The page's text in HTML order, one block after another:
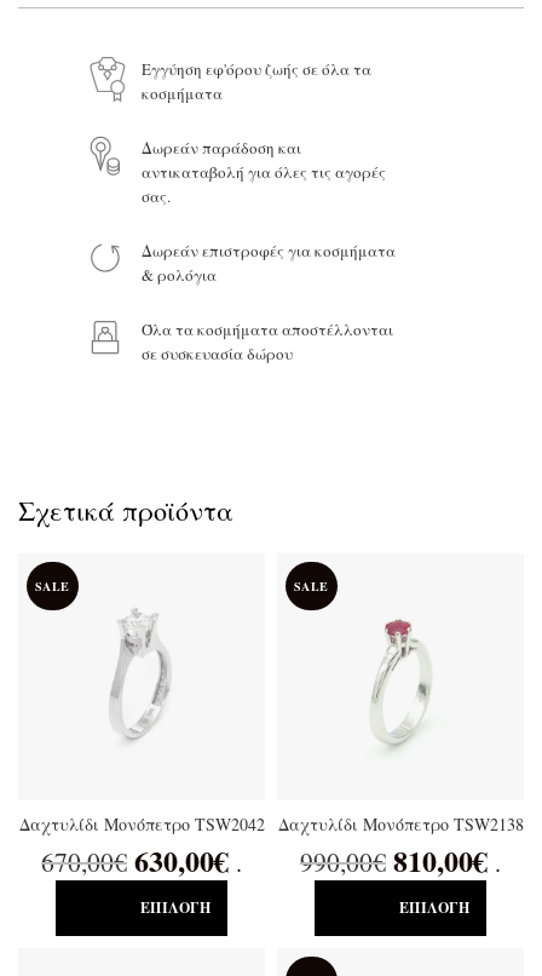
Εγγύηση εφ'όρου ζωής σε όλα τα
κοσμήματα
Δωρεάν παράδοση και
αντικαταβολή για όλες τις αγορές
σας.
Δωρεάν επιστροφές για κοσμήματα
& ρολόγια
Όλα τα κοσμήματα αποστέλλονται
σε συσκευασία δώρου
Σχετικά προϊόντα
SALE
Δαχτυλίδι Μονόπετρο TSW2042
670,00€ 630,00€ .
ΕΠΙΛΟΓΉ
SALE
Δαχτυλίδι Μονόπετρο TSW2138
990,00€ 810,00€ .
ΕΠΙΛΟΓΉ